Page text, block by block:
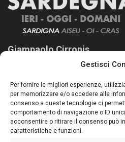
Gestisci
Per fornire le migliori esperienze,
per memorizzare e/o accedere alle
consenso a queste tecnologie ci
comportamento di navigazione o ID
acconsentire o ritirare il consenso può
caratteristiche e funzioni.
Giampaolo Cirronis
Sardegna Ieri-Oggi-Domani nasce
lettori su quanto accade in
nostro passato e, soprattutto, al
Follow Us